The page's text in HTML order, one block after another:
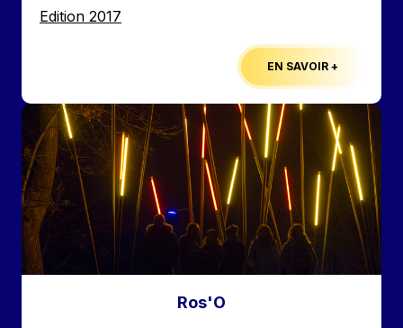
Edition
Edition 2017
EN SAVOIR +
Image
Ros'O